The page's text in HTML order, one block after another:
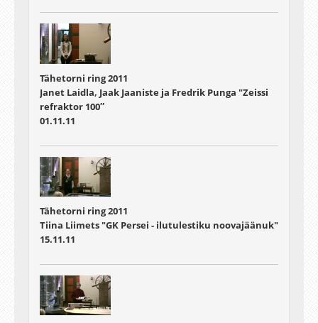
Tähetorni ring 2011
Janet Laidla, Jaak Jaaniste ja Fredrik Punga "Zeissi
refraktor 100″
01.11.11
Tähetorni ring 2011
Tiina Liimets "GK Persei - ilutulestiku noovajäänuk"
15.11.11